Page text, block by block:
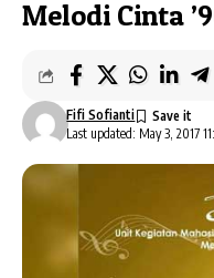
Melodi Cinta
Last updated: May 3, 2017
Fifi Sofianti